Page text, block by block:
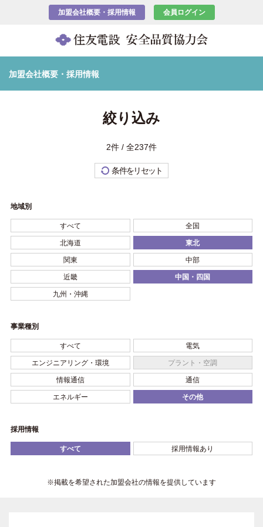
加盟会社概要・採用情報 会員ログイン
加盟会社概要・採用情報
絞り込み
2件 / 全237件
条件をリセット
地域別
すべて 全国
北海道 東北
関東 中部
近畿 中国・四国
九州・沖縄
事業種別
すべて 電気
エンジニアリング・環境 プラント・空調
情報通信 通信
エネルギー その他
採用情報
すべて 採用情報あり
※掲載を希望された加盟会社の情報を提供しています